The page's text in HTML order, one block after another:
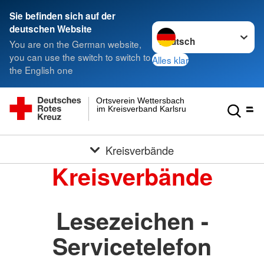
Sie befinden sich auf der
deutschen Website
You are on the German website,
you can use the switch to switch to
the English one
Sprache wechseln zu
Alles klar
im Kreisverband Karlsruhe e.V.
Ortsverein Wettersbach
Kreisverbände
Kreisverbände
Lesezeichen -
Servicetelefon